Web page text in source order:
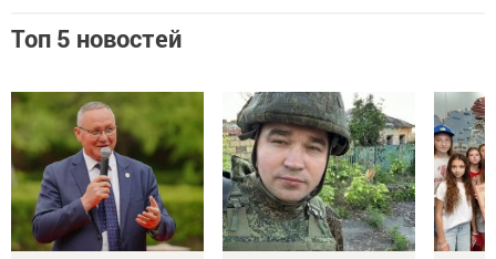
Топ 5 новостей